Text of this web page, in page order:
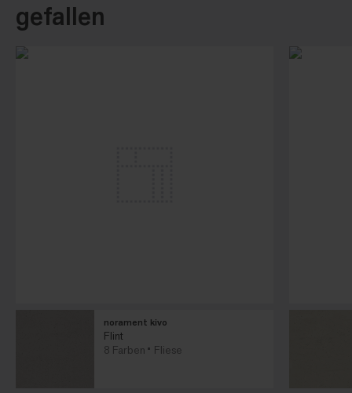
gefallen
norament kivo
Flint
8 Farben
Fliese